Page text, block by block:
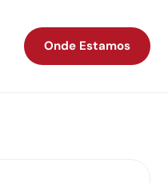
Onde Estamos